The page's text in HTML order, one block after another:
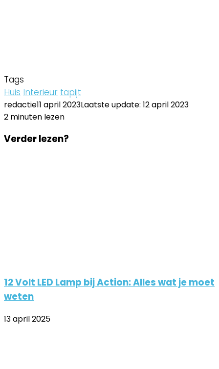
Tags
Huis Interieur tapijt
redactie11 april 2023Laatste update: 12 april 2023
2 minuten lezen
via
via
Verder lezen?
12 Volt LED Lamp bij Action: Alles wat je moet
weten
13 april 2025